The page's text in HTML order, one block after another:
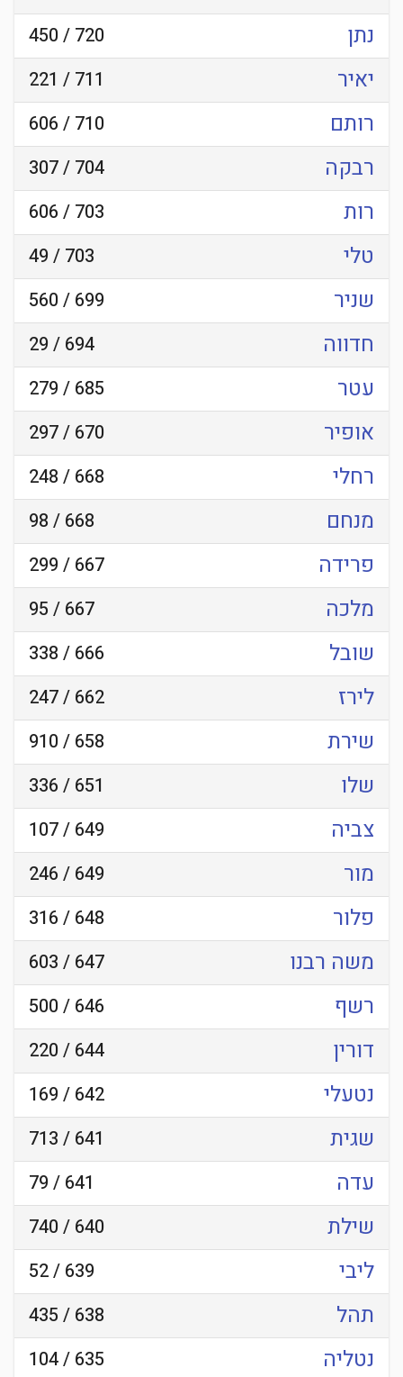
נתן 720 / 450
יאיר 711 / 221
רותם 710 / 606
רבקה 704 / 307
רות 703 / 606
טלי 703 / 49
שניר 699 / 560
חדווה 694 / 29
עטר 685 / 279
אופיר 670 / 297
רחלי 668 / 248
מנחם 668 / 98
פרידה 667 / 299
מלכה 667 / 95
שובל 666 / 338
לירז 662 / 247
שירת 658 / 910
שלו 651 / 336
צביה 649 / 107
מור 649 / 246
פלור 648 / 316
משה רבנו 647 / 603
רשף 646 / 500
דורין 644 / 220
נטעלי 642 / 169
שגית 641 / 713
עדה 641 / 79
שילת 640 / 740
ליבי 639 / 52
תהל 638 / 435
נטליה 635 / 104